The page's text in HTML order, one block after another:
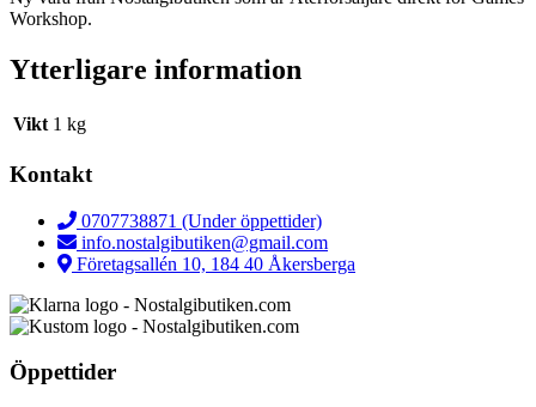
Workshop.
Ytterligare information
Vikt 1 kg
Kontakt
0707738871 (Under öppettider)
info.nostalgibutiken@gmail.com
Företagsallén 10, 184 40 Åkersberga
Öppettider